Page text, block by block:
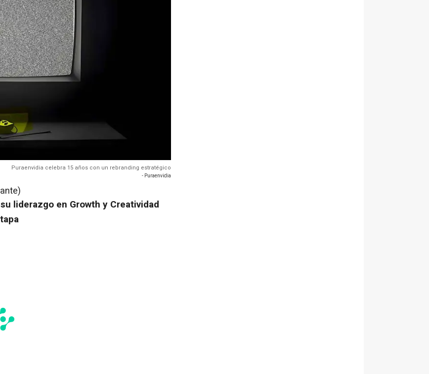
Puraenvidia celebra 15 años con un rebranding estratégico
- Puraenvidia
liderazgo en Growth y Creatividad